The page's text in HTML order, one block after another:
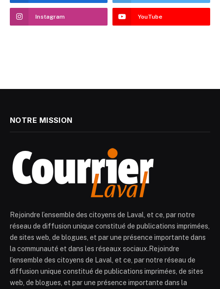
Instagram YouTube
NOTRE MISSION
Rejoindre l’ensemble des citoyens de Laval, et ce, par notre
réseau de diffusion unique constitué de publications imprimées,
de sites web, de blogues, et par une présence importante dans
la communauté et dans les réseaux sociaux.Rejoindre
l’ensemble des citoyens de Laval, et ce, par notre réseau de
diffusion unique constitué de publications imprimées, de sites
web, de blogues, et par une présence importante dans la